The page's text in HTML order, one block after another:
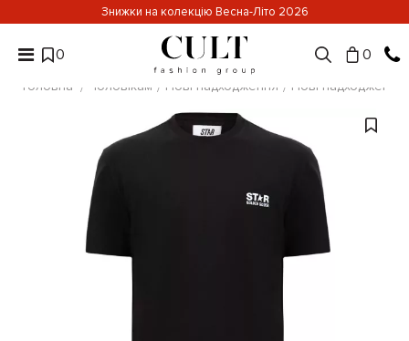
Знижки на колекцію Весна-Літо 2026
0 0
Головна Чоловікам Нові надходження Нові